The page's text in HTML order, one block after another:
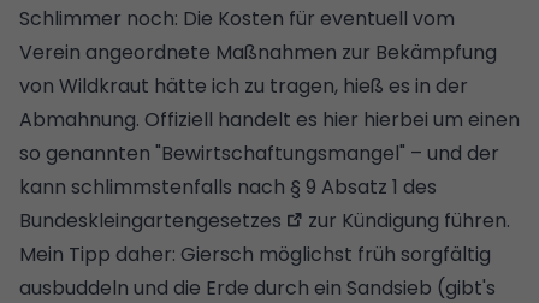
Schlimmer noch: Die Kosten für eventuell vom
Verein angeordnete Maßnahmen zur Bekämpfung
von Wildkraut hätte ich zu tragen, hieß es in der
Abmahnung. Offiziell handelt es hier hierbei um einen
so genannten "Bewirtschaftungsmangel" – und der
kann schlimmstenfalls nach § 9 Absatz 1 des
Bundeskleingartengesetzes
zur Kündigung führen.
Mein Tipp daher: Giersch möglichst früh sorgfältig
ausbuddeln und die Erde durch ein Sandsieb (gibt's